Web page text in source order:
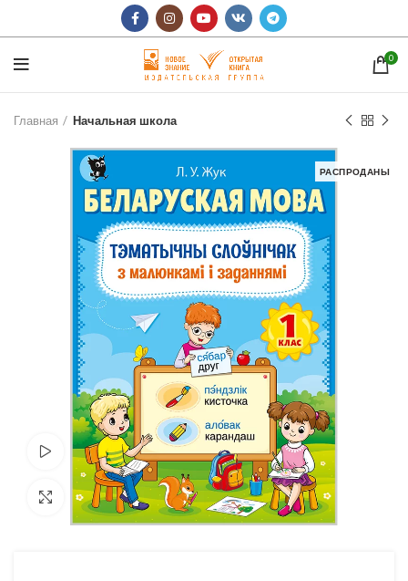
0
Главная Начальная школа
РАСПРОДАНЫ
Смотреть видео
Нажмите, чтобы увеличить